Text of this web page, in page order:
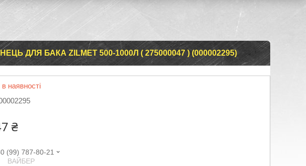
ДЛЯ БАКА ZILMET 500-1000Л ( 275000047 ) (000002295)
наявності
₴
(99) 787-80-21
ВАЙБЕР